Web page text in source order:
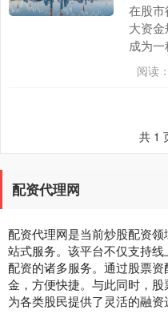
在股
大资
成为
进入
资申
阅读：
共 1
配资代理网
配资代理网是当前炒股配资
站式服务。该平台不仅支持
配资的诸多服务。通过股票
金，方便快捷。与此同时，
为各类股民提供了灵活的融资